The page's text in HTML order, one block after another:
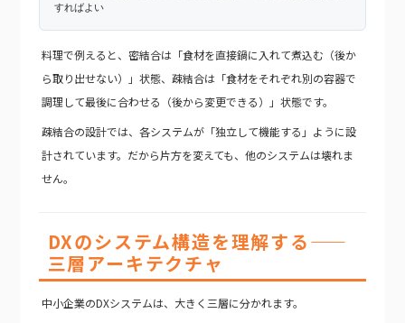
すればよい
料理で例えると、密結合は「食材を直接鍋に入れて煮込む（後か
ら取り出せない）」状態、疎結合は「食材をそれぞれ別の容器で
調理して最後に合わせる（後から変更できる）」状態です。
疎結合の設計では、各システムが「独立して機能する」ように設
計されています。だから片方を変えても、他のシステムは壊れま
せん。
DXのシステム構造を理解する——
三層アーキテクチャ
中小企業のDXシステムは、大きく三層に分かれます。